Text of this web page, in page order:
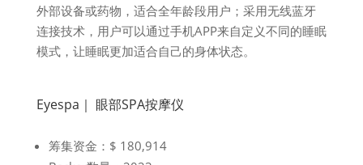
外部设备或药物，适合全年龄段用户；采用无线蓝牙
连接技术，用户可以通过手机APP来自定义不同的睡眠
模式，让睡眠更加适合自己的身体状态。
Eyespa｜ 眼部SPA按摩仪
筹集资金：$ 180,914